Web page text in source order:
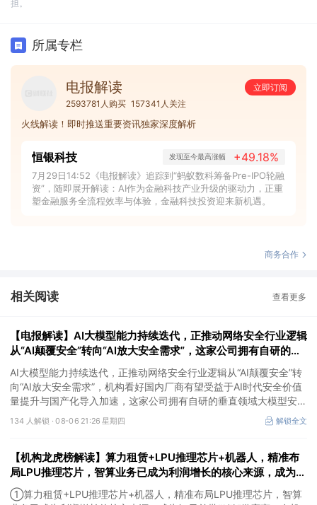
担。
所属专栏
电报解读
立即订阅
2593781人购买 157341人关注
火线解读！即时推送重要资讯独家深度解析
恒银科技 发现至今最高涨幅 +49.18%
7月29日14:52《电报解读》追踪到“蚂蚁数科筹备Pre-IPO轮融
资”，随即展开解读：AI作为金融科技产业升级的驱动力，正重
塑金融服务全流程效率与体验，金融科技投资迎来新机遇。
商务合作
相关阅读 查看更多
【电报解读】AI大模型能力持续迭代，正推动网络安全行业逻辑
从“AI颠覆安全”转向“AI放大安全需求”，这家公司拥有自研的垂
直领域大模型安全GPT
AI大模型能力持续迭代，正推动网络安全行业逻辑从“AI颠覆安全”转
向“AI放大安全需求”，机构看好国内厂商有望受益于AI时代安全价值
量提升与国产化导入加速，这家公司拥有自研的垂直领域大模型安全
GPT，另一家在数据安全及网络安全上有完整的软硬件解决方案。
134 人解锁 ·08-06 21:26 星期四 解锁全文
【机构龙虎榜解读】算力租赁+LPU推理芯片+机器人，精准布
局LPU推理芯片，智算业务已成为利润增长的核心来源，成为智
元首批“A链”供应商，在机器人“大小脑”控制器领域已有客户订
单落地，这家公司获净买入
①算力租赁+LPU推理芯片+机器人，精准布局LPU推理芯片，智算